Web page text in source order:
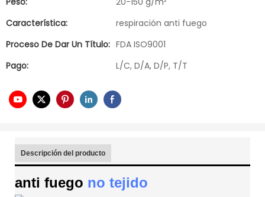
Característica:
respiración anti fuego
Proceso De Dar Un Título: FDA ISO9001
Pago:
L/C, D/A, D/P, T/T
Descripción del producto
anti fuego no tejido